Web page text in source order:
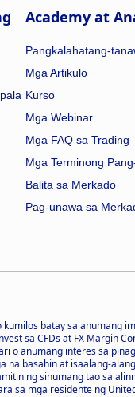
Academy at
Pangkalahatang-
Mga Artikulo
Kurso
Mga Webinar
Mga FAQ sa Trading
Mga Terminong
Balita sa Merkado
Pag-unawa sa
batay sa anumang
sa CFDs at FX Margin
o anumang interes sa
basahin at isaalang-
ng sinumang tao sa
sa mga residente ng